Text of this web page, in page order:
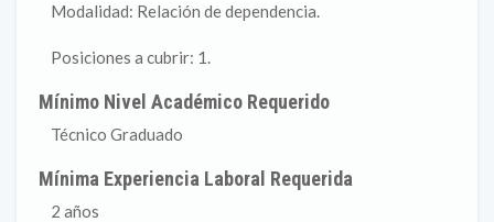
Modalidad: Relación de dependencia.
Posiciones a cubrir: 1.
Mínimo Nivel Académico Requerido
Técnico Graduado
Mínima Experiencia Laboral Requerida
2 años